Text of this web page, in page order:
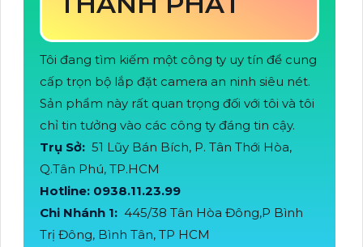
Tôi đang tìm kiếm một công ty uy tín để cung
cấp trọn bộ lắp đặt camera an ninh siêu nét.
Sản phẩm này rất quan trọng đối với tôi và tôi
chỉ tin tưởng vào các công ty đáng tin cậy.
Trụ Sở: 51 Lũy Bán Bích, P. Tân Thới Hòa,
Q.Tân Phú, TP.HCM
Hotline: 0938.11.23.99
Chi Nhánh 1: 445/38 Tân Hòa Đông,P Bình
Trị Đông, Bình Tân, TP HCM